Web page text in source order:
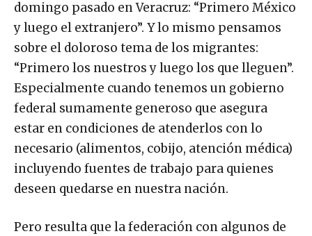
domingo pasado en Veracruz: “Primero México
y luego el extranjero”. Y lo mismo pensamos
sobre el doloroso tema de los migrantes:
“Primero los nuestros y luego los que lleguen”.
Especialmente cuando tenemos un gobierno
federal sumamente generoso que asegura
estar en condiciones de atenderlos con lo
necesario (alimentos, cobijo, atención médica)
incluyendo fuentes de trabajo para quienes
deseen quedarse en nuestra nación.
Pero resulta que la federación con algunos de